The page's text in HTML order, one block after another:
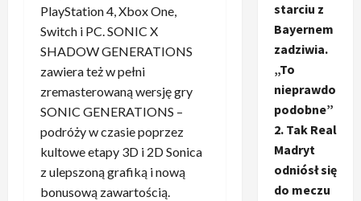
PlayStation 4, Xbox One,
Switch i PC. SONIC X
SHADOW GENERATIONS
zawiera też w pełni
zremasterowaną wersję gry
SONIC GENERATIONS –
podróży w czasie poprzez
kultowe etapy 3D i 2D Sonica
z ulepszoną grafiką i nową
bonusową zawartością.
starciu z
Bayernem
zadziwia.
„To
nieprawdo
podobne”
2. Tak Real
Madryt
odniósł się
do meczu